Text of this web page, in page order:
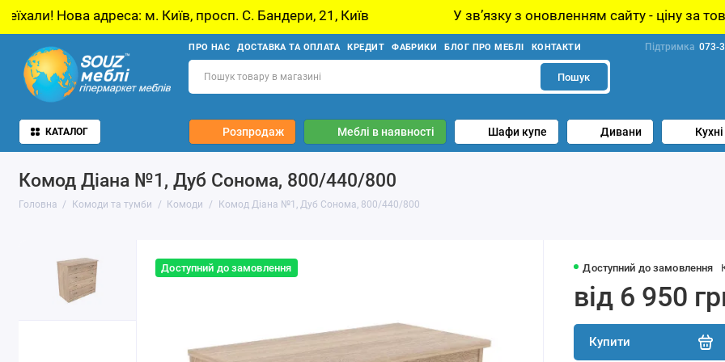
м. Київ, просп. С. Бандери, 21, Київ У звʼязку з оновленням сайту - ціну за товар уточнюйте
ПРО НАС ДОСТАВКА ТА ОПЛАТА КРЕДИТ ФАБРИКИ БЛОГ ПРО МЕБЛІ КОНТАКТИ Підтримка 073-
Пошук
КАТАЛОГ Розпродаж Меблі в наявності Шафи купе Дивани Кухні
Комод Діана №1, Дуб Сонома, 800/440/800
Головна Комоди та тумби Комоди Комод Діана №1, Дуб Сонома, 800/440/800
Доступний до замовлення Доступний до замовлення
від 6 950
Купити